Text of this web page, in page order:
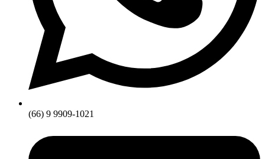
(66) 9 9909-1021